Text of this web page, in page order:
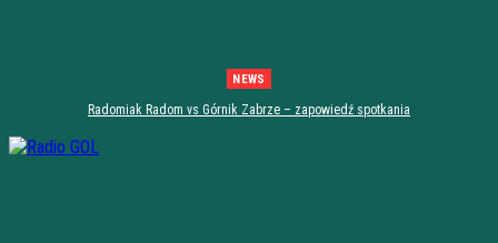
NEWS
Radomiak Radom vs Górnik Zabrze – zapowiedź spotkania